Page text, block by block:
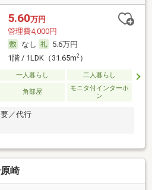
5.60万円
管理費4,000円
なし
5.6万円
1階 / 1LDK（31.65m2）
一人暮らし 二人暮らし
角部屋
モニタ付インターホ
ン
／代行
崎